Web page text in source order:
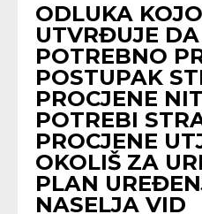
ODLUKA
UTVRĐUJE
POTREBNO
POSTUPAK
PROCJENE
POTREBI
PROCJENE
OKOLIŠ ZA
PLAN
NASELJA VID